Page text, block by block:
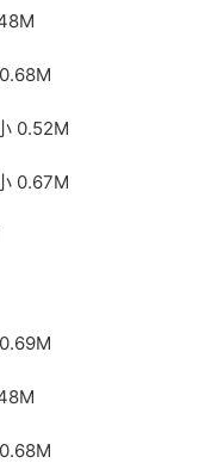
0.52M
0.67M